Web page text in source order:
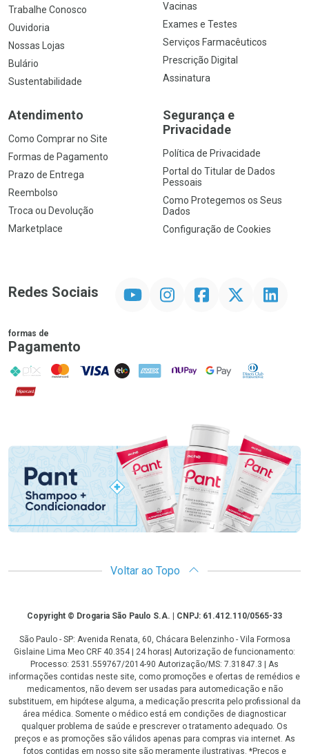
Trabalhe Conosco
Ouvidoria
Nossas Lojas
Bulário
Sustentabilidade
Vacinas
Exames e Testes
Serviços Farmacêuticos
Prescrição Digital
Assinatura
Atendimento
Como Comprar no Site
Formas de Pagamento
Prazo de Entrega
Reembolso
Troca ou Devolução
Marketplace
Segurança e
Privacidade
Política de Privacidade
Portal do Titular de Dados
Pessoais
Como Protegemos os Seus
Dados
Configuração de Cookies
Redes Sociais InstagramFacebookTwitter Linkedin
formas de
Pagamento
PIX MasterCard
VISA ELO AMEX NuPay Google PayDiners Club
Hipercard
Promoção em Destaque
Voltar ao Topo
CopyrightCopyright © Drogaria São Paulo S.A. | CNPJ: 61.412.110/0565-33
São Paulo - SP: Avenida Renata, 60, Chácara Belenzinho - Vila Formosa
Gislaine Lima Meo CRF 40.354 | 24 horas| Autorização de funcionamento:
Processo: 2531.559767/2014-90 Autorização/MS: 7.31847.3 | As
informações contidas neste site, como promoções e ofertas de remédios e
medicamentos, não devem ser usadas para automedicação e não
substituem, em hipótese alguma, a medicação prescrita pelo profissional da
área médica. Somente o médico está em condições de diagnosticar
qualquer problema de saúde e prescrever o tratamento adequado. Os
preços e as promoções são válidos apenas para compras via internet. As
fotos contidas em nosso site são meramente ilustrativas. *Preços e